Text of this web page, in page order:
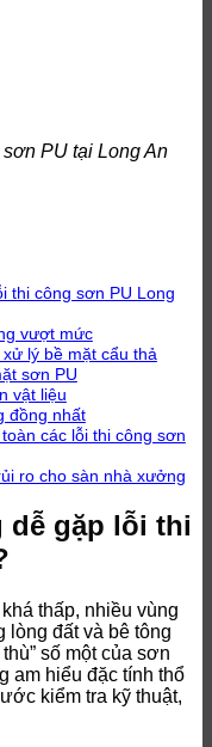
PU tại Long An
thi công sơn PU Long
vượt mức
lý bề mặt cẩu thả
sơn PU
vật liệu
đồng nhất
các lỗi thi công sơn
ro cho sàn nhà xưởng
dễ gặp lỗi thi
thấp, nhiều vùng
lòng đất và bê tông
số một của sơn
am hiểu đặc tính thổ
kiểm tra kỹ thuật,